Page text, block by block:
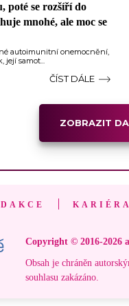
poté se rozšíří do
mnohé, ale moc se
autoimunitní onemocnění,
její samot...
ČÍST DÁLE
ZOBRAZIT
KARIÉRA
Copyright © 2016-2026
Obsah je chráněn
souhlasu zakázáno.